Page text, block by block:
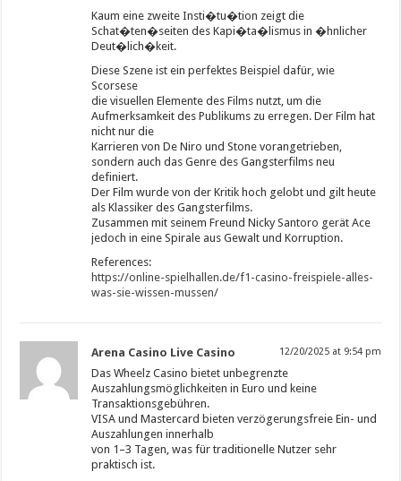
Kaum eine zweite Insti�tu�tion zeigt die
Schat�ten�seiten des Kapi�ta�lismus in �hnlicher
Deut�lich�keit.
Diese Szene ist ein perfektes Beispiel dafür, wie
Scorsese
die visuellen Elemente des Films nutzt, um die
Aufmerksamkeit des Publikums zu erregen. Der Film hat
nicht nur die
Karrieren von De Niro und Stone vorangetrieben,
sondern auch das Genre des Gangsterfilms neu
definiert.
Der Film wurde von der Kritik hoch gelobt und gilt heute
als Klassiker des Gangsterfilms.
Zusammen mit seinem Freund Nicky Santoro gerät Ace
jedoch in eine Spirale aus Gewalt und Korruption.
References:
https://online-spielhallen.de/f1-casino-freispiele-alles-
was-sie-wissen-mussen/
Arena Casino Live Casino 12/20/2025 at 9:54 pm
Das Wheelz Casino bietet unbegrenzte
Auszahlungsmöglichkeiten in Euro und keine
Transaktionsgebühren.
VISA und Mastercard bieten verzögerungsfreie Ein- und
Auszahlungen innerhalb
von 1–3 Tagen, was für traditionelle Nutzer sehr
praktisch ist.